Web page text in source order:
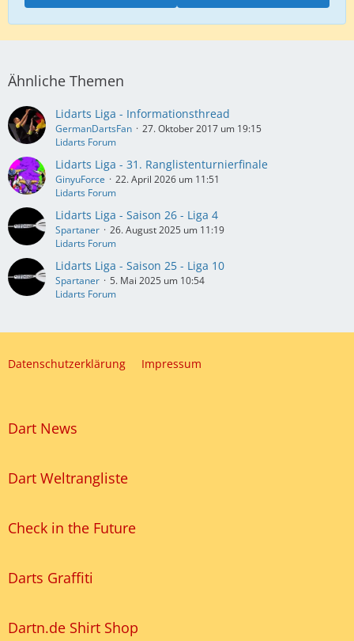
Ähnliche Themen
Lidarts Liga - Informationsthread
GermanDartsFan
27. Oktober 2017 um 19:15
Lidarts Forum
Lidarts Liga - 31. Ranglistenturnierfinale
GinyuForce
22. April 2026 um 11:51
Lidarts Forum
Lidarts Liga - Saison 26 - Liga 4
Spartaner
26. August 2025 um 11:19
Lidarts Forum
Lidarts Liga - Saison 25 - Liga 10
Spartaner
5. Mai 2025 um 10:54
Lidarts Forum
Datenschutzerklärung Impressum
Dart News
Dart Weltrangliste
Check in the Future
Darts Graffiti
Dartn.de Shirt Shop